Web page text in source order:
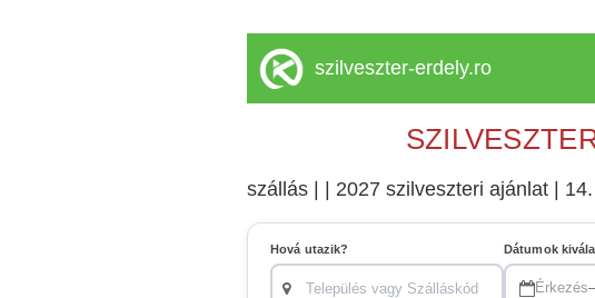
szilveszter-erdely.ro
szállás | | 2027 szilveszteri ajánlat |
Hová utazik? Dátumok
Érkezés